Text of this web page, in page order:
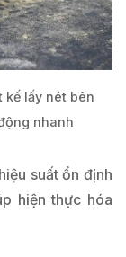
lấy nét bên
nhanh
suất ổn định
hiện thực hóa